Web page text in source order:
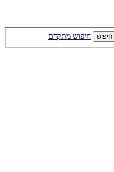
חיפוש חיפוש מתקדם